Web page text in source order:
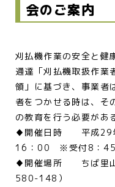
会のご案内
刈払機作業の安全と健
通達「刈払機取扱作業
領」に基づき、事業者
者をつかせる時は、そ
の教育を行う必要があ
♦開催日時 平成29
16：00 ※受付8：45
♦開催場所 ちば里山
580-148）